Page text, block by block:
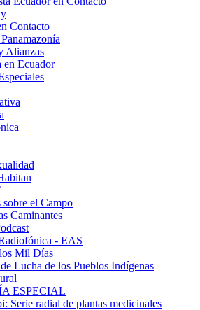
Contacto
Alianzas
en Ecuador
el Campo
Caminantes
- EAS
Mil Días
Lucha de los Pueblos Indígenas
ESPECIAL
Serie radial de plantas medicinales